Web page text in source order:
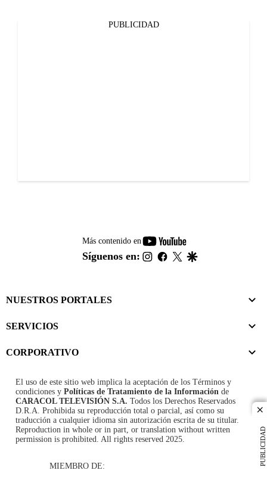
PUBLICIDAD
PUBLICIDAD
Más contenido en
youtube-
footer
Síguenos en: instagram
facebook
twitter
NUESTROS PORTALES
SERVICIOS
CORPORATIVO
El uso de este sitio web implica la aceptación de los Términos y
condiciones y Políticas de Tratamiento de la Información de
CARACOL TELEVISIÓN S.A. Todos los Derechos Reservados
D.R.A. Prohibida su reproducción total o parcial, así como su
traducción a cualquier idioma sin autorización escrita de su titular.
Reproduction in whole or in part, or translation without written
permission is prohibited. All rights reserved 2025.
MIEMBRO DE: